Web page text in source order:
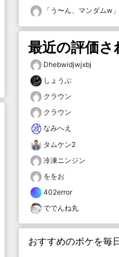
「 う〜ん、マンダムw 」
最近の評価さ
Dhebwidjwjxbj
しょうぶ
クラウン
クラウン
なみへえ
タムケン2
冷凍ニンジン
ををお
402error
ででんね丸
おすすめのボケを毎